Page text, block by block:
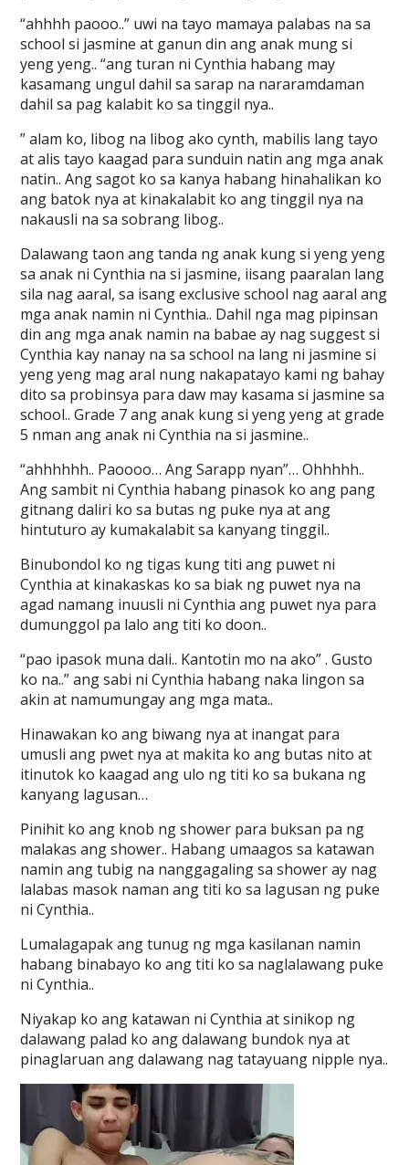
“ahhhh paooo..” uwi na tayo mamaya palabas na sa
school si jasmine at ganun din ang anak mung si
yeng yeng.. “ang turan ni Cynthia habang may
kasamang ungul dahil sa sarap na nararamdaman
dahil sa pag kalabit ko sa tinggil nya..
” alam ko, libog na libog ako cynth, mabilis lang tayo
at alis tayo kaagad para sunduin natin ang mga anak
natin.. Ang sagot ko sa kanya habang hinahalikan ko
ang batok nya at kinakalabit ko ang tinggil nya na
nakausli na sa sobrang libog..
Dalawang taon ang tanda ng anak kung si yeng yeng
sa anak ni Cynthia na si jasmine, iisang paaralan lang
sila nag aaral, sa isang exclusive school nag aaral ang
mga anak namin ni Cynthia.. Dahil nga mag pipinsan
din ang mga anak namin na babae ay nag suggest si
Cynthia kay nanay na sa school na lang ni jasmine si
yeng yeng mag aral nung nakapatayo kami ng bahay
dito sa probinsya para daw may kasama si jasmine sa
school.. Grade 7 ang anak kung si yeng yeng at grade
5 nman ang anak ni Cynthia na si jasmine..
“ahhhhhh.. Paoooo… Ang Sarapp nyan”… Ohhhhh..
Ang sambit ni Cynthia habang pinasok ko ang pang
gitnang daliri ko sa butas ng puke nya at ang
hintuturo ay kumakalabit sa kanyang tinggil..
Binubondol ko ng tigas kung titi ang puwet ni
Cynthia at kinakaskas ko sa biak ng puwet nya na
agad namang inuusli ni Cynthia ang puwet nya para
dumunggol pa lalo ang titi ko doon..
“pao ipasok muna dali.. Kantotin mo na ako” . Gusto
ko na..” ang sabi ni Cynthia habang naka lingon sa
akin at namumungay ang mga mata..
Hinawakan ko ang biwang nya at inangat para
umusli ang pwet nya at makita ko ang butas nito at
itinutok ko kaagad ang ulo ng titi ko sa bukana ng
kanyang lagusan…
Pinihit ko ang knob ng shower para buksan pa ng
malakas ang shower.. Habang umaagos sa katawan
namin ang tubig na nanggagaling sa shower ay nag
lalabas masok naman ang titi ko sa lagusan ng puke
ni Cynthia..
Lumalagapak ang tunug ng mga kasilanan namin
habang binabayo ko ang titi ko sa naglalawang puke
ni Cynthia..
Niyakap ko ang katawan ni Cynthia at sinikop ng
dalawang palad ko ang dalawang bundok nya at
pinaglaruan ang dalawang nag tatayuang nipple nya..